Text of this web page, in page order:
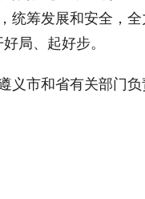
统筹发展和安全，
局、起好步。
义市和省有关部门负